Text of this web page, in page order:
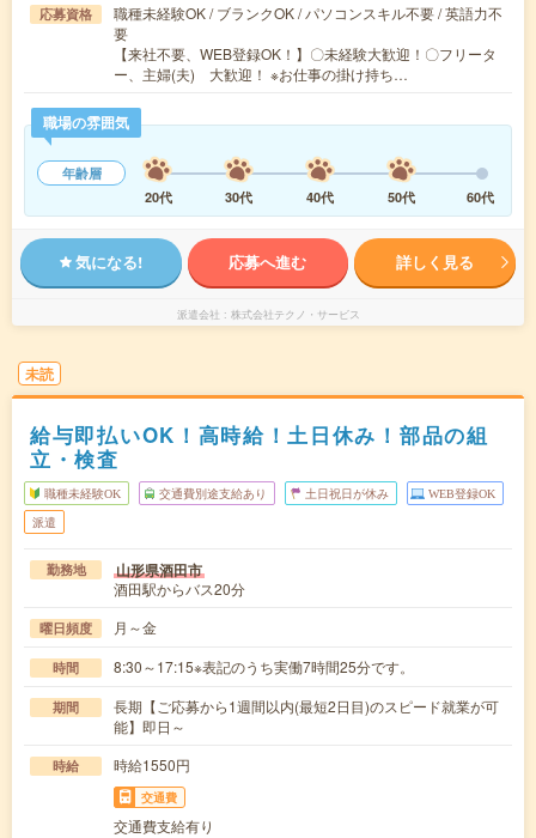
応募資格
職種未経験OK / ブランクOK / パソコンスキル不要 / 英語力不
要
【来社不要、WEB登録OK！】〇未経験大歓迎！〇フリータ
ー、主婦(夫) 大歓迎！ ※お仕事の掛け持ち…
職場の雰囲気
年齢層
20代
30代 40代 50代 60代
気になる! 応募へ進む 詳しく見る
派遣会社 株式会社テクノ・サービス
未読
給与即払いOK！高時給！土日休み！部品の組
立・検査
職種未経験OK 交通費別途支給あり 土日祝日が休み WEB登録OK
派遣
勤務地 山形県酒田市
酒田駅からバス20分
曜日頻度 月～金
時間 8:30～17:15※表記のうち実働7時間25分です。
期間
長期【ご応募から1週間以内(最短2日目)のスピード就業が可
能】即日～
時給 時給1550円
交通費
交通費支給有り